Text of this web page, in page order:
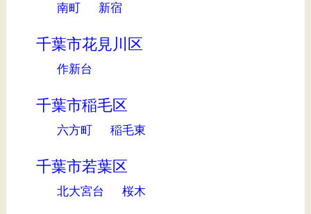
南町 新宿
千葉市花見川区
作新台
千葉市稲毛区
六方町 稲毛東
千葉市若葉区
北大宮台 桜木